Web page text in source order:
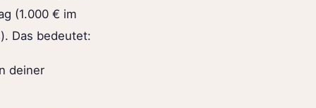
(1.000 € im
Das bedeutet:
deiner